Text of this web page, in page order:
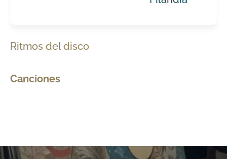
Ritmos del disco
Canciones